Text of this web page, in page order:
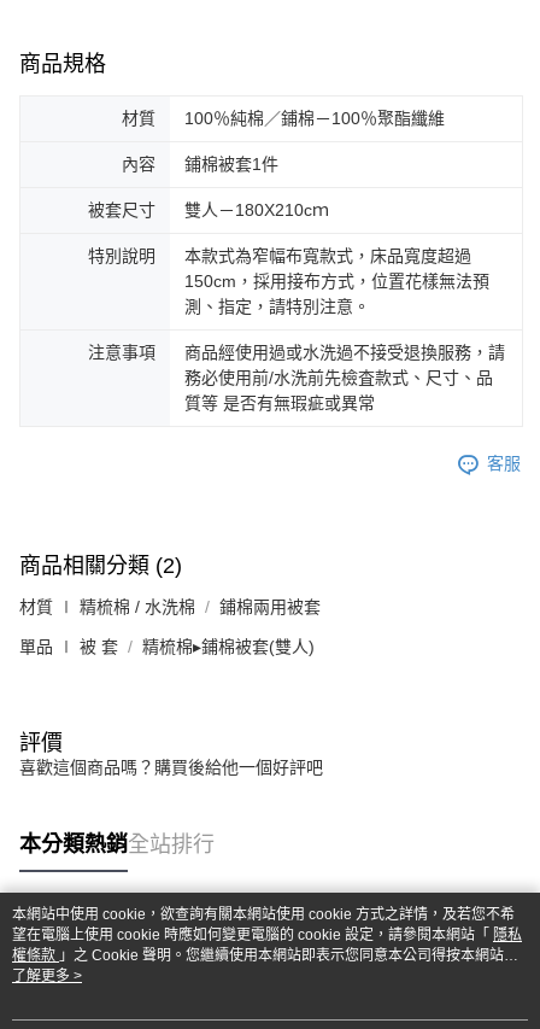
商品規格
材質 100％純棉／鋪棉－100％聚酯纖維
內容 鋪棉被套1件
被套尺寸 雙人－180X210cｍ
特別說明
本款式為窄幅布寬款式，床品寬度超過
150cm，採用接布方式，位置花樣無法預
測、指定，請特別注意。
注意事項
商品經使用過或水洗過不接受退換服務，請
務必使用前/水洗前先檢査款式、尺寸、品
質等 是否有無瑕疵或異常
客服
商品相關分類 (2)
材質 ∣ 精梳棉 / 水洗棉 鋪棉兩用被套
單品 ∣ 被 套 精梳棉▸鋪棉被套(雙人)
評價
喜歡這個商品嗎？購買後給他一個好評吧
本分類熱銷全站排行
熱門標籤
本網站中使用 cookie，欲查詢有關本網站使用 cookie 方式之詳情，及若您不希
望在電腦上使用 cookie 時應如何變更電腦的 cookie 設定，請參閱本網站「 隱私
權條款 」之 Cookie 聲明。您繼續使用本網站即表示您同意本公司得按本網站使
用條款之 Cookie 聲明使用 cookie。
了解更多 >